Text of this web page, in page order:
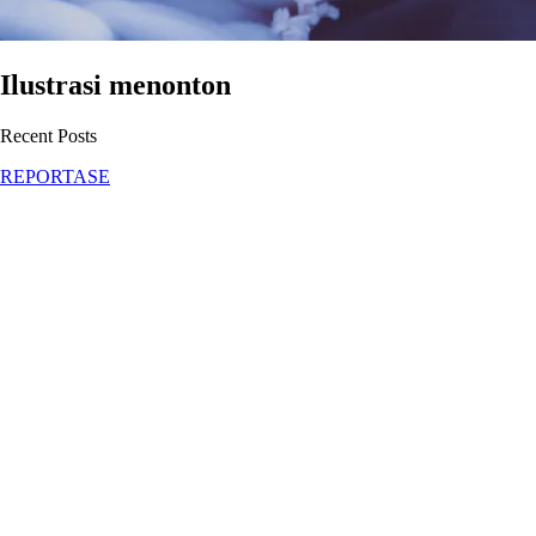
Ilustrasi menonton
Recent Posts
REPORTASE